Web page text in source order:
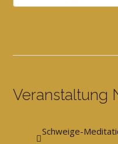
Veranstaltung
Schweige-